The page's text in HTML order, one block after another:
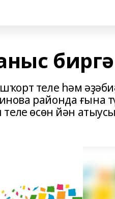
теле һәм
районда ғына
өсөн йән